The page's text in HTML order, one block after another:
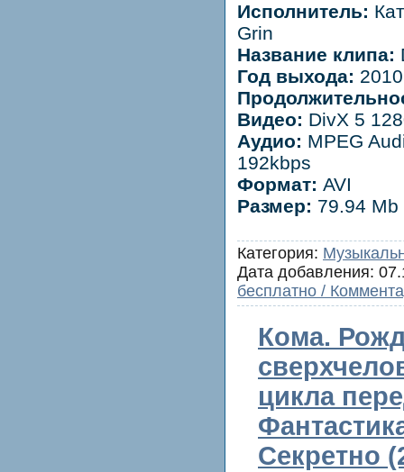
Исполнитель:
Grin
Название клипа:
Год выхода: 2010
Видео: DivX 5
Аудио: MPEG
192kbps
Формат: AVI
Размер: 79.94 Mb
Категория:
Дата добавления:
бесплатно /
Кома.
цикла
Секретно